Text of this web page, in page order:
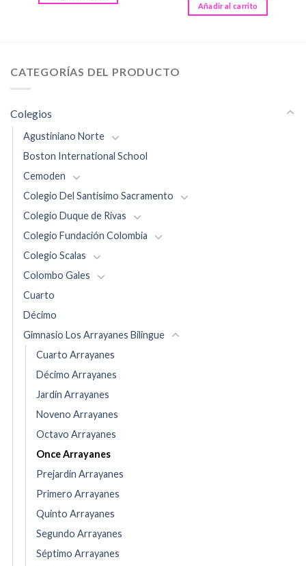
Añadir al carrito
CATEGORÍAS DEL PRODUCTO
Colegios
Agustiniano Norte
Boston International School
Cemoden
Colegio Del Santísimo Sacramento
Colegio Duque de Rivas
Colegio Fundación Colombia
Colegio Scalas
Colombo Gales
Cuarto
Décimo
Gimnasio Los Arrayanes Bilingue
Cuarto Arrayanes
Décimo Arrayanes
Jardín Arrayanes
Noveno Arrayanes
Octavo Arrayanes
Once Arrayanes
Prejardín Arrayanes
Primero Arrayanes
Quinto Arrayanes
Segundo Arrayanes
Séptimo Arrayanes